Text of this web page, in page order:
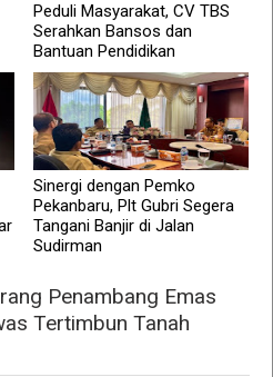
Peduli Masyarakat, CV TBS
Serahkan Bansos dan
Bantuan Pendidikan
Sinergi dengan Pemko
Pekanbaru, Plt Gubri Segera
Tangani Banjir di Jalan
Sudirman
Penambang Emas
Tertimbun Tanah